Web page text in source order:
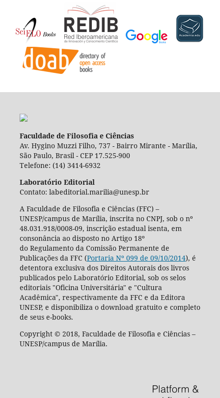
Faculdade de Filosofia e Ciências
Av. Hygino Muzzi Filho, 737 - Bairro Mirante - Marília,
São Paulo, Brasil - CEP 17.525-900
Telefone: (14) 3414-6932
Laboratório Editorial
Contato: labeditorial.marilia@unesp.br
A Faculdade de Filosofia e Ciências (FFC) –
UNESP/campus de Marília, inscrita no CNPJ, sob o nº
48.031.918/0008-09, inscrição estadual isenta, em
consonância ao disposto no Artigo 18º
do Regulamento da Comissão Permanente de
Publicações da FFC (Portaria Nº 099 de 09/10/2014), é
detentora exclusiva dos Direitos Autorais dos livros
publicados pelo Laboratório Editorial, sob os selos
editoriais "Oficina Universitária" e "Cultura
Acadêmica", respectivamente da FFC e da Editora
UNESP, e disponibiliza o download gratuito e completo
de seus e-books.
Copyright © 2018, Faculdade de Filosofia e Ciências –
UNESP/campus de Marília.